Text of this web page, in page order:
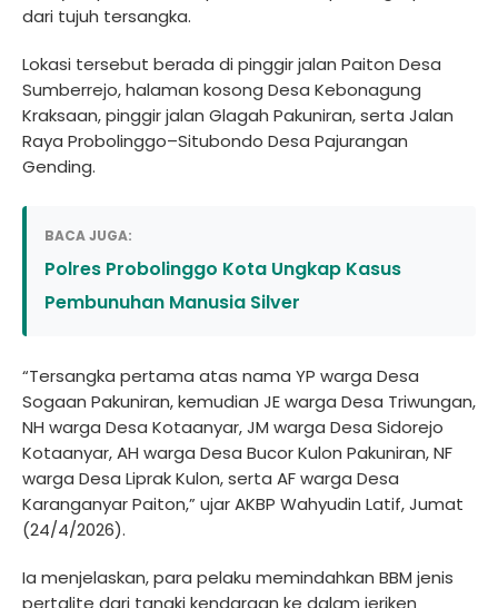
dari tujuh tersangka.
Lokasi tersebut berada di pinggir jalan Paiton Desa
Sumberrejo, halaman kosong Desa Kebonagung
Kraksaan, pinggir jalan Glagah Pakuniran, serta Jalan
Raya Probolinggo–Situbondo Desa Pajurangan
Gending.
BACA JUGA:
Polres Probolinggo Kota Ungkap Kasus
Pembunuhan Manusia Silver
“Tersangka pertama atas nama YP warga Desa
Sogaan Pakuniran, kemudian JE warga Desa Triwungan,
NH warga Desa Kotaanyar, JM warga Desa Sidorejo
Kotaanyar, AH warga Desa Bucor Kulon Pakuniran, NF
warga Desa Liprak Kulon, serta AF warga Desa
Karanganyar Paiton,” ujar AKBP Wahyudin Latif, Jumat
(24/4/2026).
Ia menjelaskan, para pelaku memindahkan BBM jenis
pertalite dari tangki kendaraan ke dalam jeriken